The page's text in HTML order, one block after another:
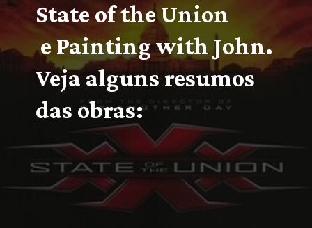
State of the Union
e Painting with John.
Veja alguns resumos
das obras: